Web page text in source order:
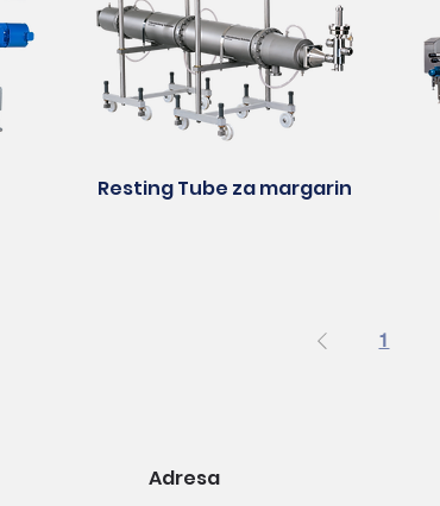
Resting Tube za margarin
1
Adresa